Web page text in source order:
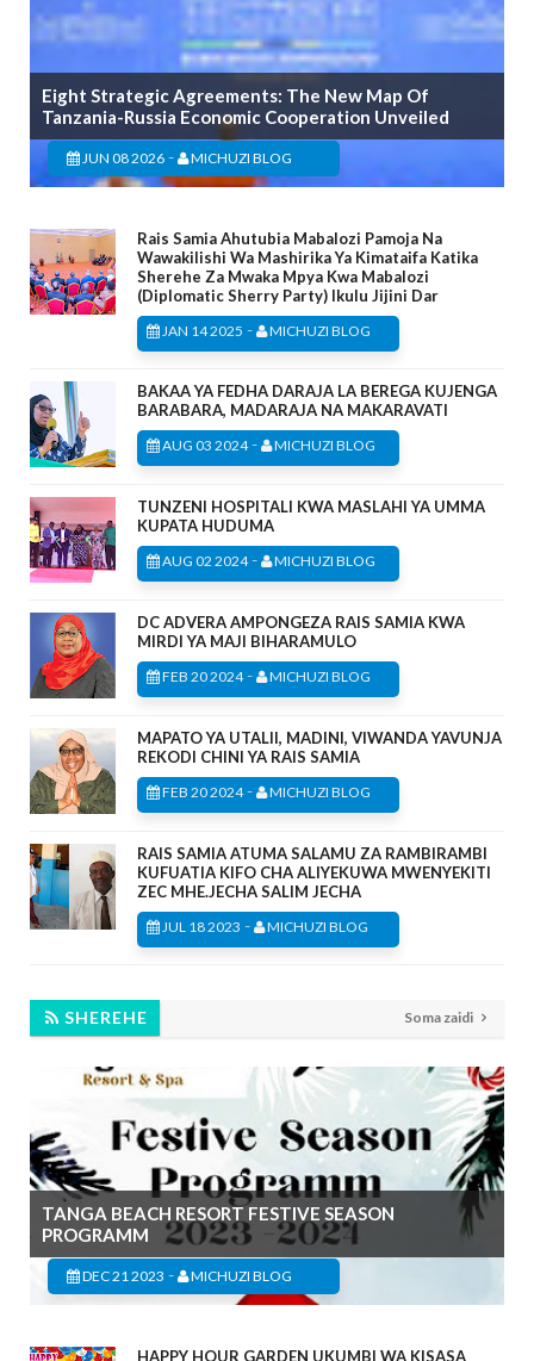
Eight Strategic Agreements: The New Map Of
Tanzania-Russia Economic Cooperation Unveiled
JUN 08 2026 - MICHUZI BLOG
Rais Samia Ahutubia Mabalozi Pamoja Na
Wawakilishi Wa Mashirika Ya Kimataifa Katika
Sherehe Za Mwaka Mpya Kwa Mabalozi
(Diplomatic Sherry Party) Ikulu Jijini Dar
JAN 14 2025 - MICHUZI BLOG
BAKAA YA FEDHA DARAJA LA BEREGA KUJENGA
BARABARA, MADARAJA NA MAKARAVATI
AUG 03 2024- MICHUZI BLOG
TUNZENI HOSPITALI KWA MASLAHI YA UMMA
KUPATA HUDUMA
AUG 02 2024- MICHUZI BLOG
DC ADVERA AMPONGEZA RAIS SAMIA KWA
MIRDI YA MAJI BIHARAMULO
FEB 20 2024- MICHUZI BLOG
MAPATO YA UTALII, MADINI, VIWANDA YAVUNJA
REKODI CHINI YA RAIS SAMIA
FEB 20 2024- MICHUZI BLOG
RAIS SAMIA ATUMA SALAMU ZA RAMBIRAMBI
KUFUATIA KIFO CHA ALIYEKUWA MWENYEKITI
ZEC MHE.JECHA SALIM JECHA
JUL 18 2023 - MICHUZI BLOG
SHEREHE Soma zaidi
TANGA BEACH RESORT FESTIVE SEASON
PROGRAMM
DEC 21 2023 - MICHUZI BLOG
HAPPY HOUR GARDEN UKUMBI WA KISASA